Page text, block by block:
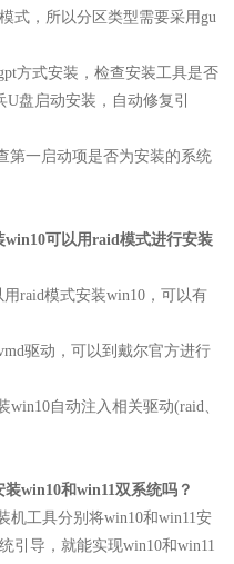
式，所以分区类型需要采用gu
方式安装，检查安装工具是否
盘启动安装，自动修复引
第一启动项是否为安装的系统
win10可以用raid模式进行安装
raid模式安装win10，可以有
驱动，可以到戴尔官方进行
win10自动注入相关驱动(raid、
装win10和win11双系统吗 ？
机工具分别将win10和win11安
引导，就能实现win10和win11